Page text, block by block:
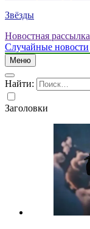
Звёзды
Новостная рассылка
Случайные новости
Меню
Найти:
Заголовки